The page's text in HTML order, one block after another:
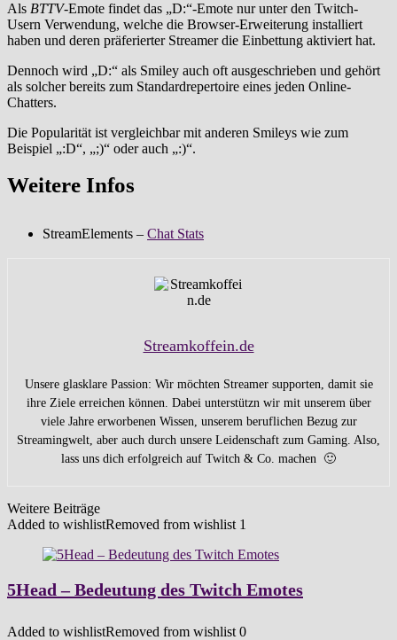
Als BTTV-Emote findet das „D:“-Emote nur unter den Twitch-
Usern Verwendung, welche die Browser-Erweiterung installiert
haben und deren präferierter Streamer die Einbettung aktiviert hat.
Dennoch wird „D:“ als Smiley auch oft ausgeschrieben und gehört
als solcher bereits zum Standardrepertoire eines jeden Online-
Chatters.
Die Popularität ist vergleichbar mit anderen Smileys wie zum
Beispiel „:D“, „;)“ oder auch „:)“.
Weitere Infos
StreamElements – Chat Stats
Streamkoffein.de
Unsere glasklare Passion: Wir möchten Streamer supporten, damit sie
ihre Ziele erreichen können. Dabei unterstützn wir mit unserem über
viele Jahre erworbenen Wissen, unserem beruflichen Bezug zur
Streamingwelt, aber auch durch unsere Leidenschaft zum Gaming. Also,
lass uns dich erfolgreich auf Twitch & Co. machen 🙂
Weitere Beiträge
Added to wishlistRemoved from wishlist 1
5Head – Bedeutung des Twitch Emotes
Added to wishlistRemoved from wishlist 0